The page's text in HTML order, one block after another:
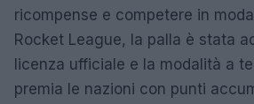
ricompense e competere in
Rocket League, la palla è stata
licenza ufficiale e la modalità a
premia le nazioni con punti